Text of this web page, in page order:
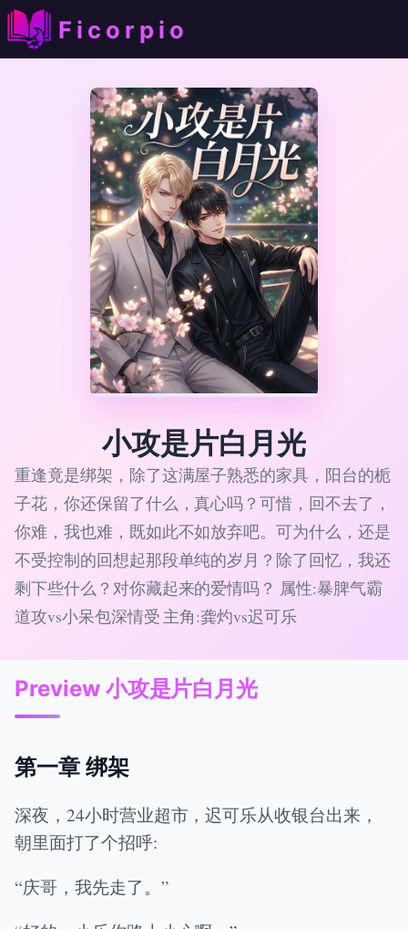
Ficorpio
小攻是片白月光
重逢竟是绑架，除了这满屋子熟悉的家具，阳台的栀
子花，你还保留了什么，真心吗？可惜，回不去了，
你难，我也难，既如此不如放弃吧。可为什么，还是
不受控制的回想起那段单纯的岁月？除了回忆，我还
剩下些什么？对你藏起来的爱情吗？ 属性:暴脾气霸
道攻vs小呆包深情受 主角:龚灼vs迟可乐
Preview 小攻是片白月光
第一章 绑架
深夜，24小时营业超市，迟可乐从收银台出来，
朝里面打了个招呼:
“庆哥，我先走了。”